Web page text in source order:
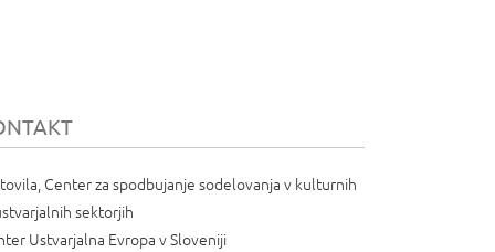
Center za spodbujanje sodelovanja v kulturnih
sektorjih
Ustvarjalna Evropa v Sloveniji